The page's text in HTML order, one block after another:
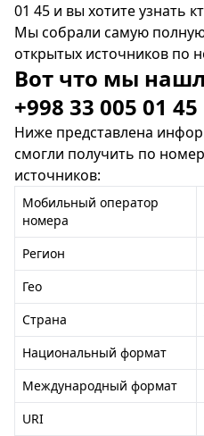
01 45 и вы хотите узнать
Мы собрали самую
открытых источников по
Вот что мы
+998 33 005 01 45
Ниже представлена
смогли получить по
источников:
Мобильный оператор
номера
Регион
Гео
Страна
Национальный формат
Международный формат
URI